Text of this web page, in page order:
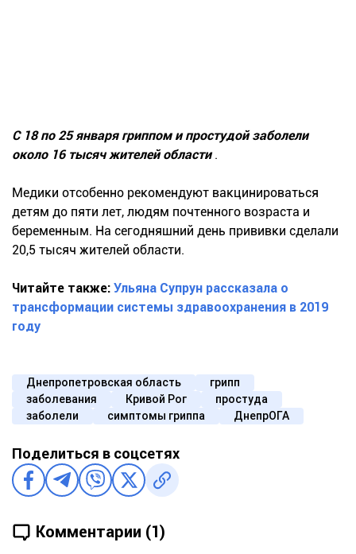
С 18 по 25 января гриппом и простудой заболели
около 16 тысяч жителей области.
Медики отсобенно рекомендуют вакцинироваться
детям до пяти лет, людям почтенного возраста и
беременным. На сегодняшний день прививки сделали
20,5 тысяч жителей области.
Читайте также: Ульяна Супрун рассказала о
трансформации системы здравоохранения в 2019
году
Днепропетровская область
грипп
заболевания
Кривой Рог
простуда
заболели
симптомы гриппа ДнепрОГА
Поделиться в соцсетях
Комментарии (1)